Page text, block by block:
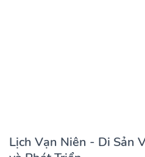
Lịch Vạn Niên - Di Sản